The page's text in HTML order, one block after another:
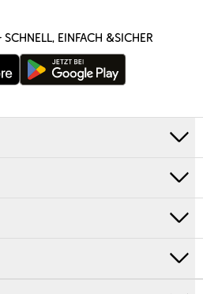
EINFACH &SICHER